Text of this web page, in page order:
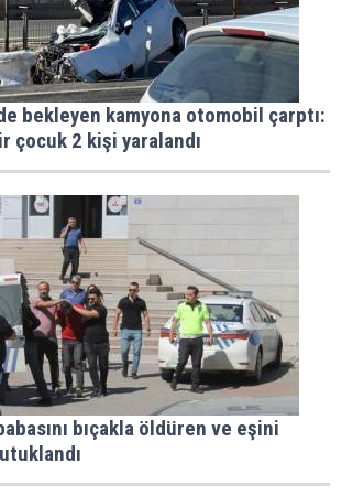
bekleyen kamyona otomobil çarptı:
çocuk 2 kişi yaralandı
bıçakla öldüren ve eşini